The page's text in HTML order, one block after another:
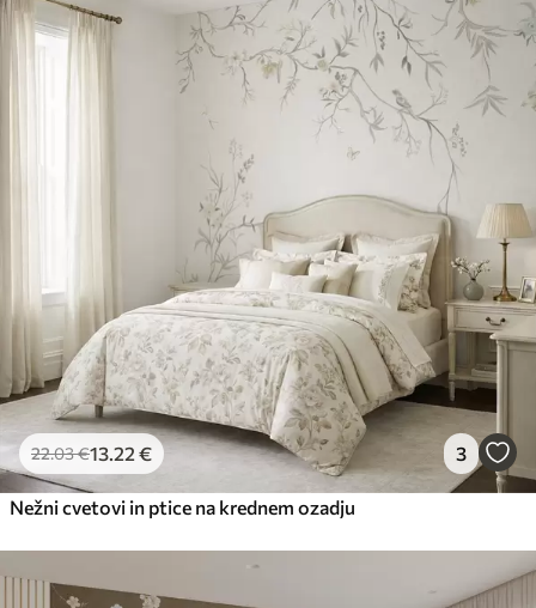
22.03€13 .22 € 3
Nežni cvetovi in ptice na krednem ozadju